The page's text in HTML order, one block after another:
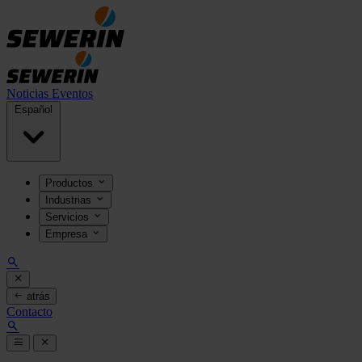
Noticias Eventos
Español
Productos
Industrias
Servicios
Empresa
atrás
Contacto